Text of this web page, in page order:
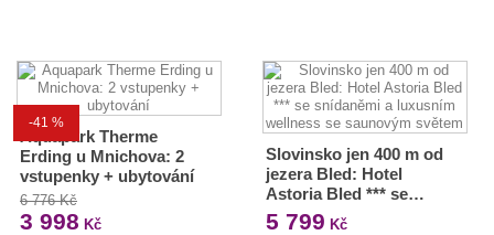
-41 %
Aquapark Therme
Erding u Mnichova: 2
vstupenky + ubytování
6 776 Kč
3 998 Kč
Slovinsko jen 400 m od
jezera Bled: Hotel
Astoria Bled *** se…
5 799 Kč